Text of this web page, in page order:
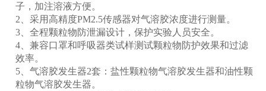
产
子，加注溶液方便。
2、采用高精度PM2.5传感器对气溶胶浓度进行测量。
3、全程颗粒物防泄漏设计，保护实验人员安全。
4、兼容口罩和呼吸器类试样测试颗粒物防护效果和过滤
效率。
5、气溶胶发生器2套：盐性颗粒物气溶胶发生器和油性颗
粒物气溶胶发生器。